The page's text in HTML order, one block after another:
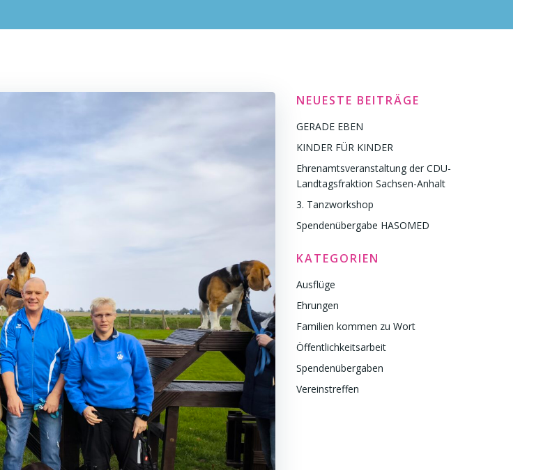
NEUESTE BEITRÄGE
GERADE EBEN
KINDER FÜR KINDER
Ehrenamtsveranstaltung der CDU-
Landtagsfraktion Sachsen-Anhalt
3. Tanzworkshop
Spendenübergabe HASOMED
KATEGORIEN
Ausflüge
Ehrungen
Familien kommen zu Wort
Öffentlichkeitsarbeit
Spendenübergaben
Vereinstreffen